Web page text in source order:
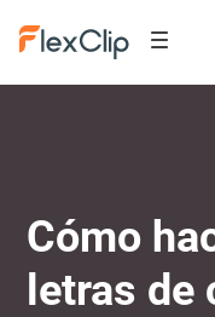
Cómo
letras de